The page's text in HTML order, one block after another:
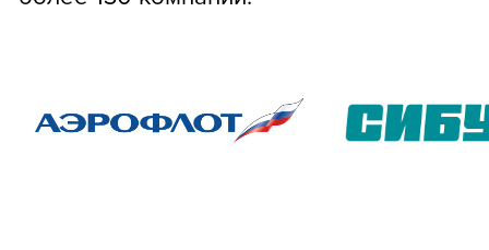
Напишите нам в Telegram. Мы уточним
желаемую сумму, сроки и предложим
индивидуальные условия.